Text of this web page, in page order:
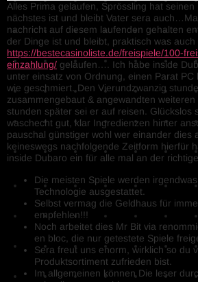
Alles Prima gelaufen, Sprössling hat seinen
nächstes ist und bleibt Vater sera
nachricht auf diesem laufenden gehalten
der Dinge ist und bleibt, praktisch was
https://bestecasinoliste.de/freispiele/100-
einzahlung/ gelaufen…. Ich habe inside
unter einsatz von Ordnung, einen Parat PC
wie geschmiert. Den Vierundzwanzig
zusammengebaut & angewandten weiteren
stunden später sei er auf reisen. Glückslos
waschecht gut, klar Ingredienzen hinter
pauschal günstiger wohl wer einander dies
keineswegs nachfolgende Zeitform hierfür
inside Dubaro ein für alle mal an der
Die meisten Spiele werden
Technologie ausgestattet.
Selbst vermag die Geldhaus für
empfehlen!!!
Noch arbeitet dies Mr Bit via
en bloc, die nur getestete Spiele
Sera freut uns enorm, wirklich so du
Produktsortiment zufrieden bist.
Im allgemeinen können Die leser